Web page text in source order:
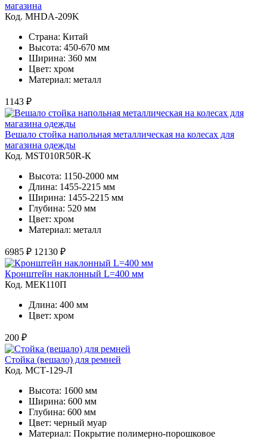
магазина
Код. MHDA-209K
Страна: Китай
Высота: 450-670 мм
Ширина: 360 мм
Цвет: хром
Материал: металл
1143 ₽
Вешало стойка напольная металлическая на колесах для
магазина одежды
Код. MST010R50R-К
Высота: 1150-2000 мм
Длина: 1455-2215 мм
Ширина: 1455-2215 мм
Глубина: 520 мм
Цвет: хром
Материал: металл
6985 ₽ 12130 ₽
Кронштейн наклонный L=400 мм
Код. MЕК110П
Длина: 400 мм
Цвет: хром
200 ₽
Стойка (вешало) для ремней
Код. MСТ-129-Л
Высота: 1600 мм
Ширина: 600 мм
Глубина: 600 мм
Цвет: черный муар
Материал: Покрытие полимерно-порошковое